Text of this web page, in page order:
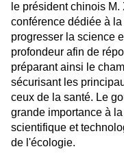
le président chinois
conférence dédiée à
progresser la science
profondeur afin de
préparant ainsi le
sécurisant les
ceux de la santé. Le
grande importance à
scientifique et
de l'écologie.